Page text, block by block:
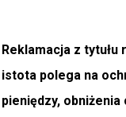
Reklamacja z
istota polega na
pieniędzy,